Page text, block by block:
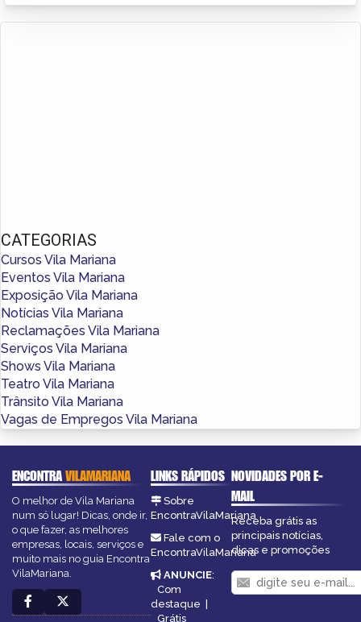
CATEGORIAS
Cursos Vila Mariana
Eventos Vila Mariana
Exposição Vila Mariana
Notícias Vila Mariana
Reclamações Vila Mariana
Serviços Vila Mariana
Shows Vila Mariana
Teatro Vila Mariana
Trânsito Vila Mariana
Vagas de Empregos Vila Mariana
ENCONTRAVILAMARIANA
O melhor de Vila Mariana
num só lugar! Dicas, onde ir,
o que fazer, as melhores
empresas, locais, serviços e
muito mais no guia Encontra
VilaMariana.
LINKS RÁPIDOS
Sobre
EncontraVilaMariana
Fale com o
EncontraVilaMariana
ANUNCIE:
Com
destaque
Grátis
NOVIDADES POR E-
MAIL
Receba grátis as
principais notícias,
dicas e promoções